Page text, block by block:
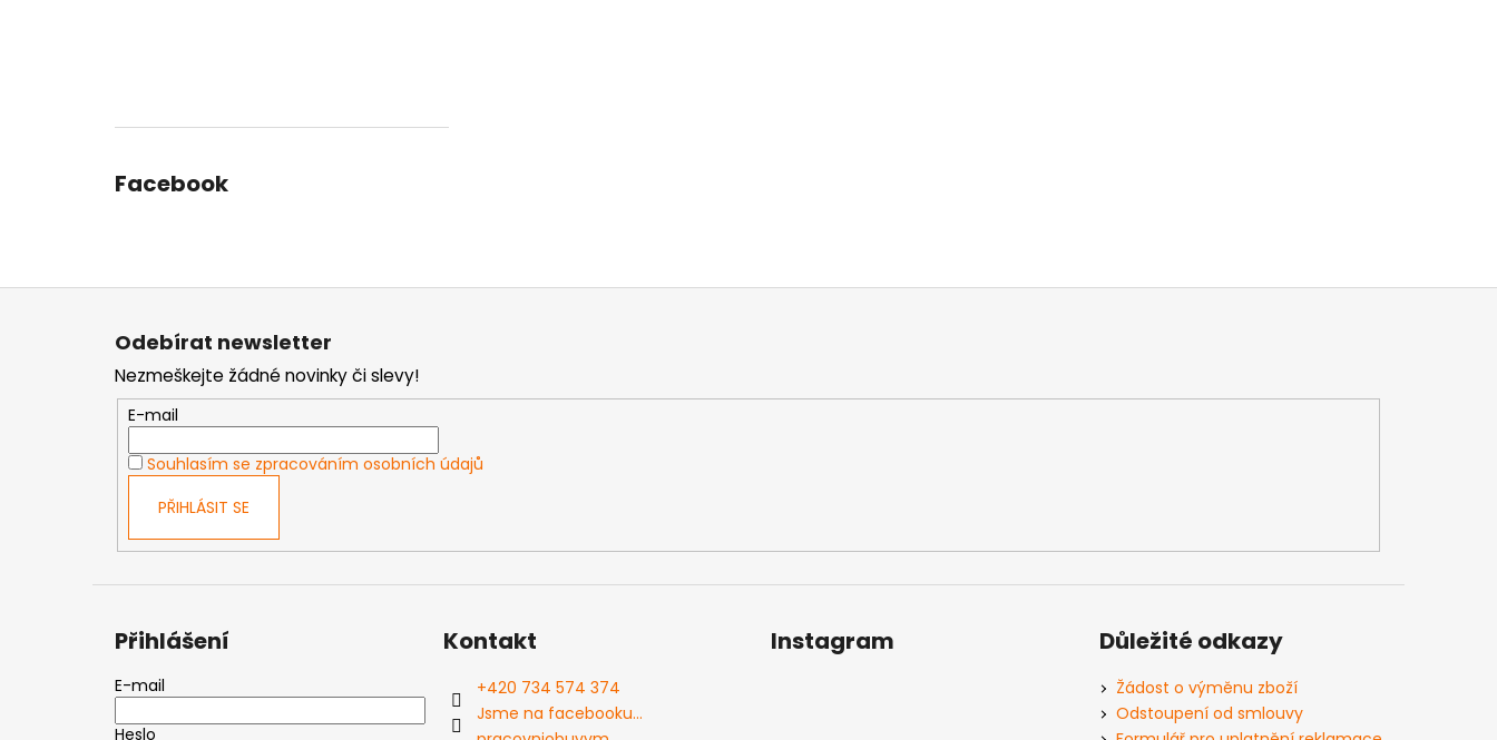
Facebook
Z
Odebírat newsletter
Nezmeškejte žádné novinky či slevy!
E-mail
Souhlasím se zpracováním osobních údajů
PŘIHLÁSIT SE
Přihlášení
E-mail
Heslo
Kontakt
+420 734 574 374
Jsme na facebooku...
Instagram Důležité odkazy
Žádost o výměnu zboží
Odstoupení od smlouvy